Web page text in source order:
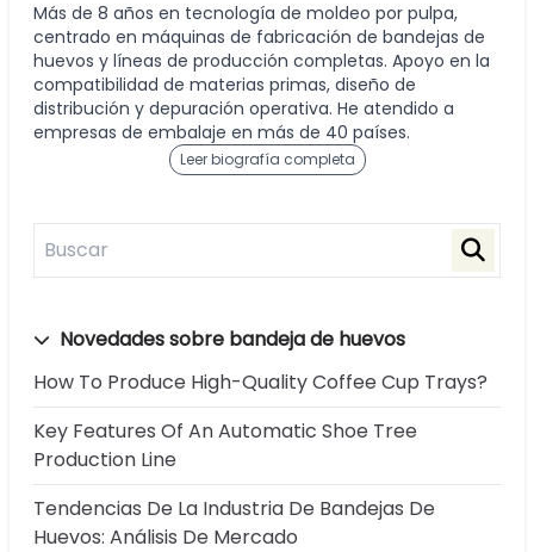
Más de 8 años en tecnología de moldeo por pulpa,
centrado en máquinas de fabricación de bandejas de
huevos y líneas de producción completas. Apoyo en la
compatibilidad de materias primas, diseño de
distribución y depuración operativa. He atendido a
empresas de embalaje en más de 40 países.
Leer biografía completa
Novedades sobre bandeja de huevos
How To Produce High-Quality Coffee Cup Trays?
Key Features Of An Automatic Shoe Tree
Production Line
Tendencias De La Industria De Bandejas De
Huevos: Análisis De Mercado